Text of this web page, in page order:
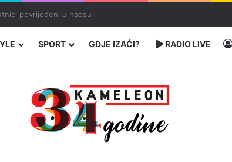
status za Memorijalni centar Srebrenica
SPORT GDJE IZAĆI? RADIO LIVE